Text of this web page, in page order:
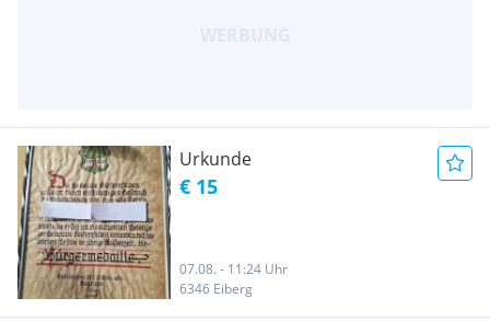
Urkunde
€ 15
07.08. - 11:24 Uhr
6346 Eiberg